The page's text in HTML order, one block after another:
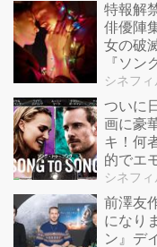
特報解
俳優陣
女の破
『ソン
シネフ
ついに
画に豪
キ！何
的でエ
トゥ・
シネフ
前澤友
になり
ン』デ